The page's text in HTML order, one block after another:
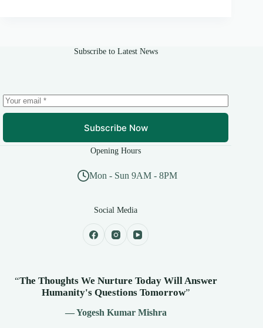
Subscribe to Latest News
Subscribe Now
Opening Hours
Mon - Sun 9AM - 8PM
Social Media
“The Thoughts We Nurture Today Will Answer
Humanity's Questions Tomorrow”
— Yogesh Kumar Mishra